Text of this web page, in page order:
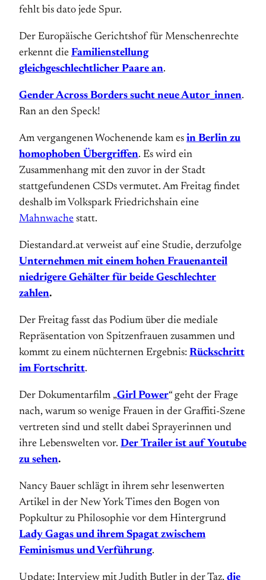
fehlt bis dato jede Spur.
Der Europäische Gerichtshof für Menschenrechte
erkennt die Familienstellung
gleichgeschlechtlicher Paare an.
Gender Across Borders sucht neue Autor_innen.
Ran an den Speck!
Am vergangenen Wochenende kam es in Berlin zu
homophoben Übergriffen. Es wird ein
Zusammenhang mit den zuvor in der Stadt
stattgefundenen CSDs vermutet. Am Freitag findet
deshalb im Volkspark Friedrichshain eine
Mahnwache statt.
Diestandard.at verweist auf eine Studie, derzufolge
Unternehmen mit einem hohen Frauenanteil
niedrigere Gehälter für beide Geschlechter
zahlen.
Der Freitag fasst das Podium über die mediale
Repräsentation von Spitzenfrauen zusammen und
kommt zu einem nüchternen Ergebnis: Rückschritt
im Fortschritt.
Der Dokumentarfilm „Girl Power“ geht der Frage
nach, warum so wenige Frauen in der Graffiti-Szene
vertreten sind und stellt dabei Sprayerinnen und
ihre Lebenswelten vor. Der Trailer ist auf Youtube
zu sehen.
Nancy Bauer schlägt in ihrem sehr lesenwerten
Artikel in der New York Times den Bogen von
Popkultur zu Philosophie vor dem Hintergrund
Lady Gagas und ihrem Spagat zwischem
Feminismus und Verführung.
Update: Interview mit Judith Butler in der Taz, die